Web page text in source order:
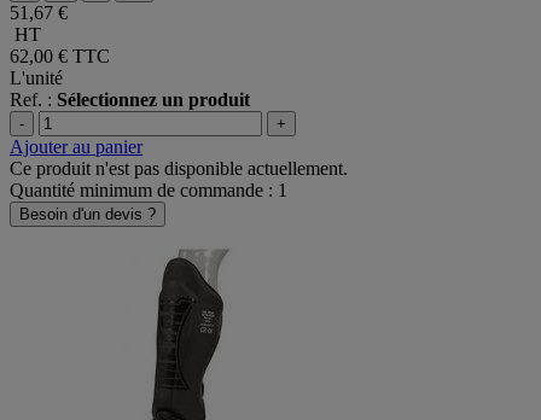
51,67 €
HT
62,00 € TTC
L'unité
Ref. : Sélectionnez un produit
- +
Ajouter au panier
Ce produit n'est pas disponible actuellement.
Quantité minimum de commande : 1
Besoin d'un devis ?